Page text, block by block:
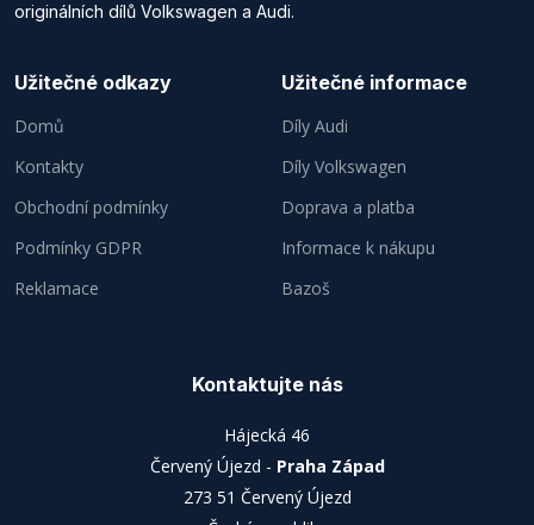
originálních dílů Volkswagen a Audi.
Užitečné odkazy
Domů
Kontakty
Obchodní podmínky
Podmínky GDPR
Reklamace
Užitečné informace
Díly Audi
Díly Volkswagen
Doprava a platba
Informace k nákupu
Bazoš
Kontaktujte nás
Hájecká 46
Červený Újezd - Praha Západ
273 51 Červený Újezd